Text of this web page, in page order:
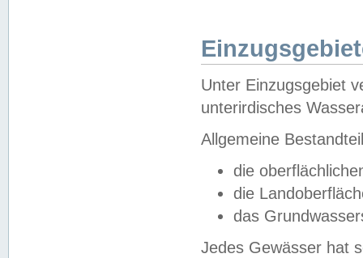
Unter Einzugsgebiet
unterirdisches
Allgemeine
die
die
das
Jedes Gewässer hat